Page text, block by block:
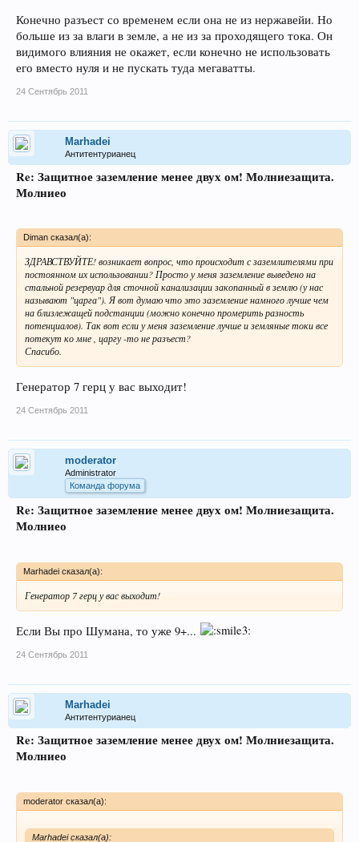
Конечно разъест со временем если она не из нержавейи. Но
больше из за влаги в земле, а не из за проходящего тока. Он
видимого влияния не окажет, если конечно не использовать
его вместо нуля и не пускать туда мегаватты.
24 Сентябрь 2011
Marhadei
Антитентурианец
Re: Защитное заземление менее двух ом! Молниезащита.
Молниео
Diman сказал(а):
ЗДРАВСТВУЙТЕ! возникает вопрос, что происходит с заземлителями при
постоянном их использовании? Просто у меня заземление выведено на
стальной резервуар для сточной канализации закопанный в землю (у нас
называют "царга"). Я вот думаю что это заземление намного лучше чем
на близлежащей подстанции (можно конечно промерить разность
потенциалов). Так вот если у меня заземление лучше и земляные токи все
потекут ко мне , царгу -то не разъест?
Спасибо.
Генератор 7 герц у вас выходит!
24 Сентябрь 2011
moderator
Administrator
Команда форума
Re: Защитное заземление менее двух ом! Молниезащита.
Молниео
Marhadei сказал(а):
Генератор 7 герц у вас выходит!
Если Вы про Шумана, то уже 9+...
24 Сентябрь 2011
Marhadei
Антитентурианец
Re: Защитное заземление менее двух ом! Молниезащита.
Молниео
moderator сказал(а):
Marhadei сказал(а):